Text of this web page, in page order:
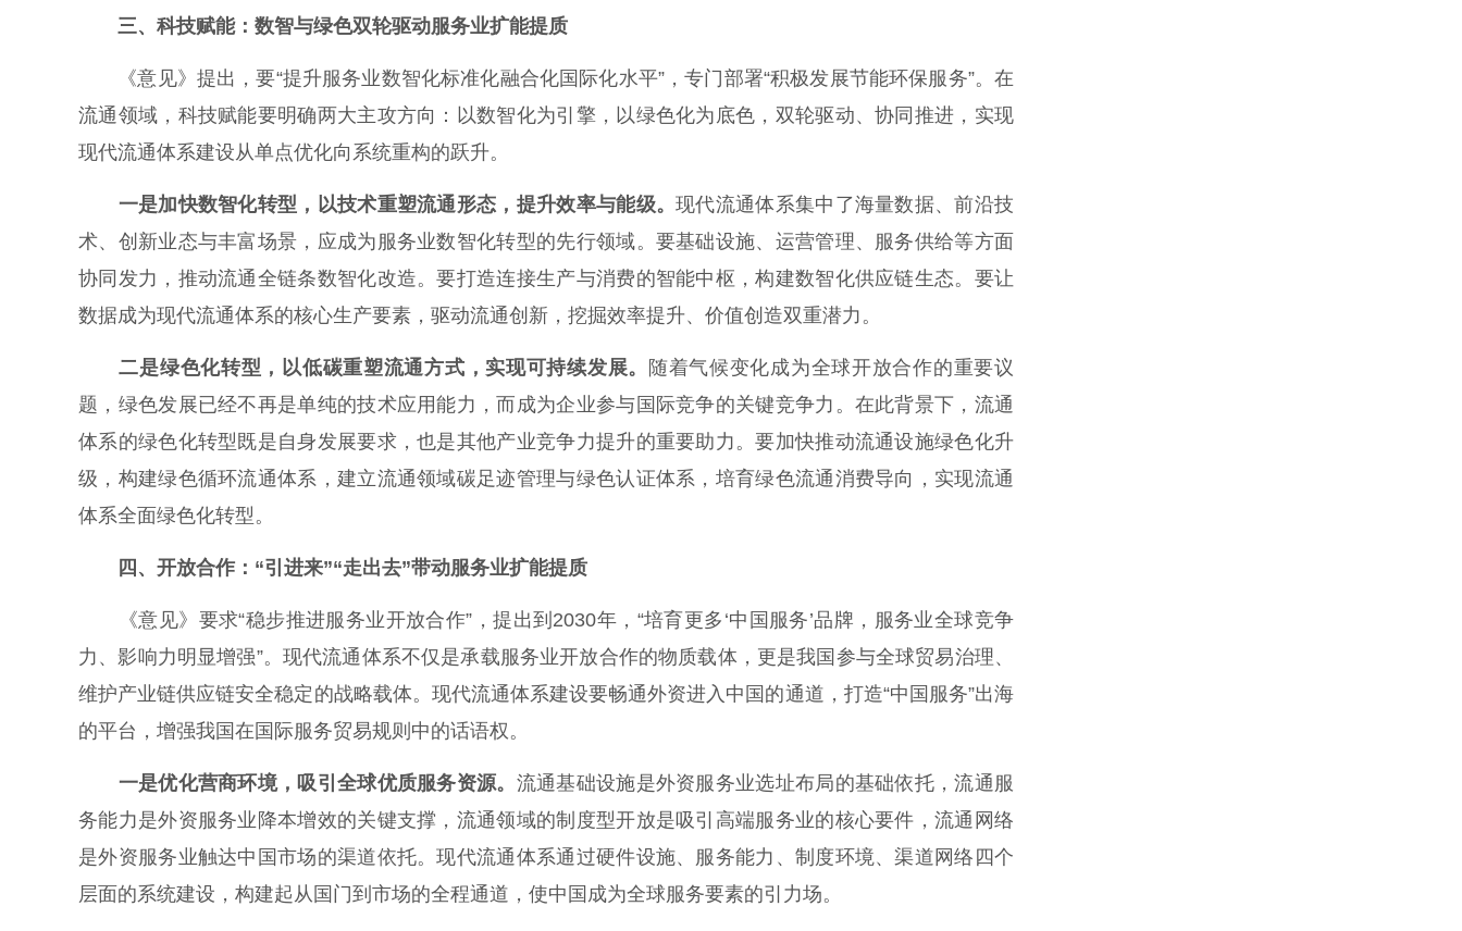
三、科技赋能：数智与绿色双轮驱动服务业扩能提质
《意见》提出，要“提升服务业数智化标准化融合化国际化水平”，专门部署“积极发展节能环保服务”。在
流通领域，科技赋能要明确两大主攻方向：以数智化为引擎，以绿色化为底色，双轮驱动、协同推进，实现
现代流通体系建设从单点优化向系统重构的跃升。
一是加快数智化转型，以技术重塑流通形态，提升效率与能级。现代流通体系集中了海量数据、前沿技
术、创新业态与丰富场景，应成为服务业数智化转型的先行领域。要基础设施、运营管理、服务供给等方面
协同发力，推动流通全链条数智化改造。要打造连接生产与消费的智能中枢，构建数智化供应链生态。要让
数据成为现代流通体系的核心生产要素，驱动流通创新，挖掘效率提升、价值创造双重潜力。
二是绿色化转型，以低碳重塑流通方式，实现可持续发展。
随着气候变化成为全球开放合作的重要议
题，绿色发展已经不再是单纯的技术应用能力，而成为企业参与国际竞争的关键竞争力。在此背景下，流通
体系的绿色化转型既是自身发展要求，也是其他产业竞争力提升的重要助力。要加快推动流通设施绿色化升
级，构建绿色循环流通体系，建立流通领域碳足迹管理与绿色认证体系，培育绿色流通消费导向，实现流通
体系全面绿色化转型。
四、开放合作：“引进来”“走出去”带动服务业扩能提质
《意见》要求“稳步推进服务业开放合作”，提出到2030年，“培育更多‘中国服务’品牌，服务业全球竞争
力、影响力明显增强”。现代流通体系不仅是承载服务业开放合作的物质载体，更是我国参与全球贸易治理、
维护产业链供应链安全稳定的战略载体。现代流通体系建设要畅通外资进入中国的通道，打造“中国服务”出海
的平台，增强我国在国际服务贸易规则中的话语权。
一是优化营商环境，吸引全球优质服务资源。 流通基础设施是外资服务业选址布局的基础依托，流通服
务能力是外资服务业降本增效的关键支撑，流通领域的制度型开放是吸引高端服务业的核心要件，流通网络
是外资服务业触达中国市场的渠道依托。现代流通体系通过硬件设施、服务能力、制度环境、渠道网络四个
层面的系统建设，构建起从国门到市场的全程通道，使中国成为全球服务要素的引力场。